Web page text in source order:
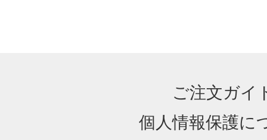
ご注文ガイ
個人情報保護に